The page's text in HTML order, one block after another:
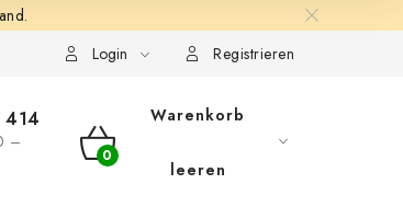
Login Registrieren
414
–
WARENKORB
Warenkorb
leeren